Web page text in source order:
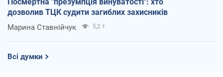
дозволив ТЦК судити загиблих захисників
Марина Ставнійчук 5,2 т.
Всі думки